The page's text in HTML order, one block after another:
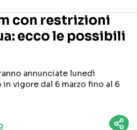
sui social
con restrizioni
ecco le possibili
annunciate lunedì
in vigore dal 6 marzo fino al 6